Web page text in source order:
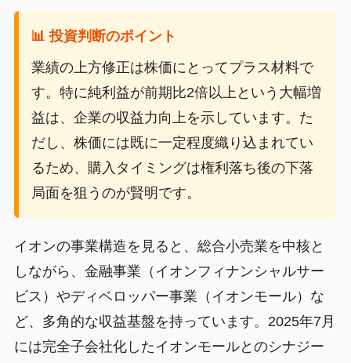
📊 投資判断のポイント
業績の上方修正は株価にとってプラス材料で
す。特に純利益が前期比2倍以上という大幅増
益は、企業の収益力向上を示しています。た
だし、株価には既に一定程度織り込まれてい
るため、購入タイミングは権利落ち後の下落
局面を狙うのが賢明です。
イオンの事業構造を見ると、総合小売業を中核と
しながら、金融事業（イオンフィナンシャルサー
ビス）やディベロッパー事業（イオンモール）な
ど、多角的な収益基盤を持っています。2025年7月
には完全子会社化したイオンモールとのシナジー